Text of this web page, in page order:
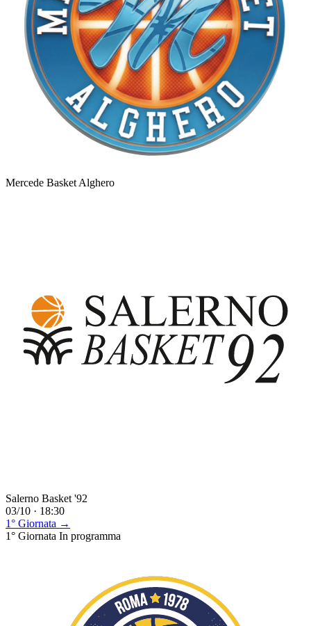
Mercede Basket Alghero
Salerno Basket '92
03/10 · 18:30
1° Giornata →
1° Giornata In programma